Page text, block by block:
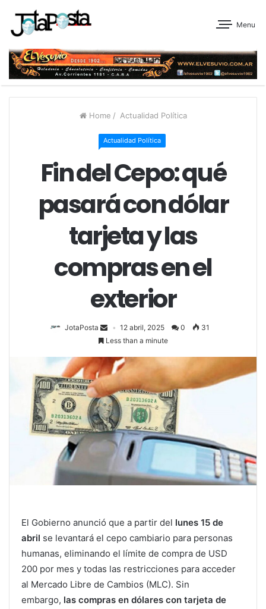
Menu
Home / Actualidad Política
Actualidad Política
Fin del Cepo: qué
pasará con dólar
tarjeta y las
compras en el
exterior
JotaPosta 12 abril, 2025 0
31
Less than a minute
El Gobierno anunció que a partir del lunes 15 de
abril se levantará el cepo cambiario para personas
humanas, eliminando el límite de compra de USD
200 por mes y todas las restricciones para acceder
al Mercado Libre de Cambios (MLC). Sin
embargo, las compras en dólares con tarjeta de